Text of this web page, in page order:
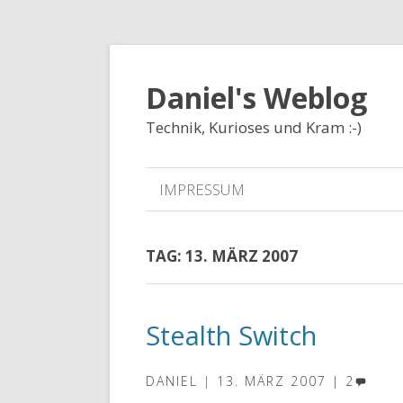
Daniel's Weblog
Technik, Kurioses und Kram :-)
IMPRESSUM
TAG: 13. MÄRZ 2007
Stealth Switch
DANIEL 13. MÄRZ 2007 2